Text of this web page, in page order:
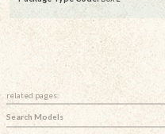
related pages:
Search Models